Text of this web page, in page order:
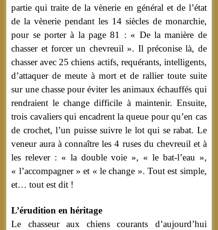
partie qui traite de la vènerie en général et de l’état
de la vènerie pendant les 14 siècles de monarchie,
pour se porter à la page 81 : « De la manière de
chasser et forcer un chevreuil ». Il préconise là, de
chasser avec 25 chiens actifs, requérants, intelligents,
d’attaquer de meute à mort et de rallier toute suite
sur une chasse pour éviter les animaux échauffés qui
rendraient le change difficile à maintenir. Ensuite,
trois cavaliers qui encadrent la queue pour qu’en cas
de crochet, l’un puisse suivre le lot qui se rabat. Le
veneur aura à connaître les 4 ruses du chevreuil et à
les relever : « la double voie », « le bat-l’eau »,
« l’accompagner » et « le change ». Tout est simple,
et… tout est dit !
L’érudition en héritage
Le chasseur aux chiens courants d’aujourd’hui